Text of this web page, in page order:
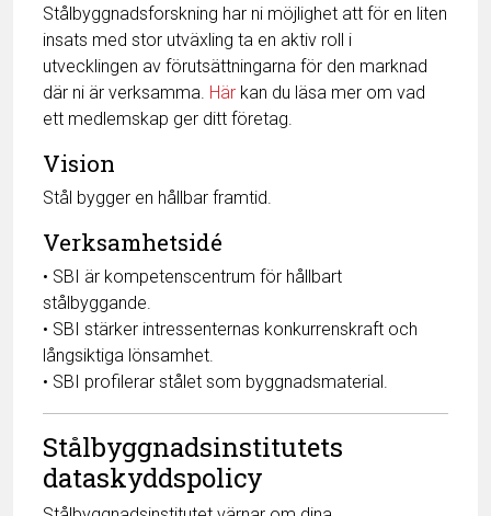
Stålbyggnadsforskning har ni möjlighet att för en liten
insats med stor utväxling ta en aktiv roll i
utvecklingen av förutsättningarna för den marknad
där ni är verksamma. Här kan du läsa mer om vad
ett medlemskap ger ditt företag.
Vision
Stål bygger en hållbar framtid.
Verksamhetsidé
• SBI är kompetenscentrum för hållbart
stålbyggande.
• SBI stärker intressenternas konkurrenskraft och
långsiktiga lönsamhet.
• SBI profilerar stålet som byggnadsmaterial.
Stålbyggnadsinstitutets
dataskyddspolicy